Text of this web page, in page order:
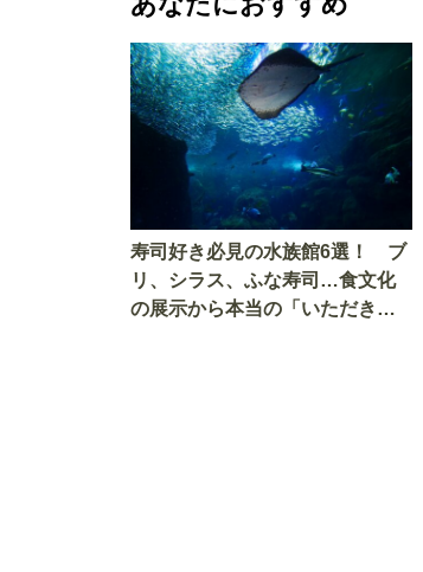
寿司好き必見の水族館6選！ ブ
リ、シラス、ふな寿司…食文化
の展示から本当の「いただきま